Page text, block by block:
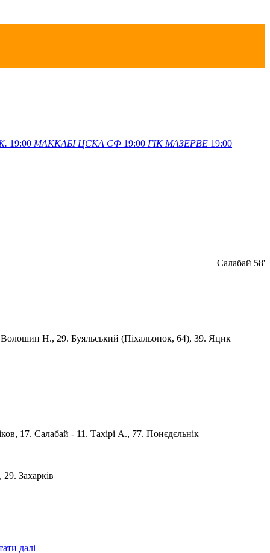
19:00 МАККАБІ ЦСКА СФ 19:00 ГІК МАЗЕРВЕ 19:00
Салабай 58'
Н., 29. Буяльський (Піхальонок, 64), 39. Яцик
17. Салабай - 11. Тахірі A., 77. Понєдєльнік
Захаркiв